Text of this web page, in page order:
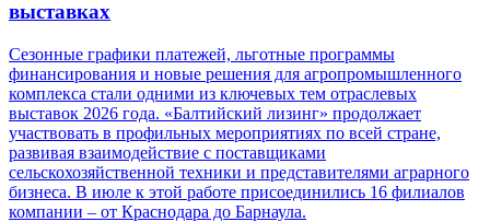
выставках
Сезонные графики платежей, льготные программы
финансирования и новые решения для агропромышленного
комплекса стали одними из ключевых тем отраслевых
выставок 2026 года. «Балтийский лизинг» продолжает
участвовать в профильных мероприятиях по всей стране,
развивая взаимодействие с поставщиками
сельскохозяйственной техники и представителями аграрного
бизнеса. В июле к этой работе присоединились 16 филиалов
компании – от Краснодара до Барнаула.